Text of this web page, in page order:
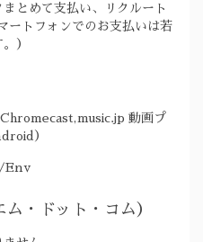
とめて支払い、リクルート
ートフォンでのお支払いは若
）
動画プ
）
Env
・ドット・コム）